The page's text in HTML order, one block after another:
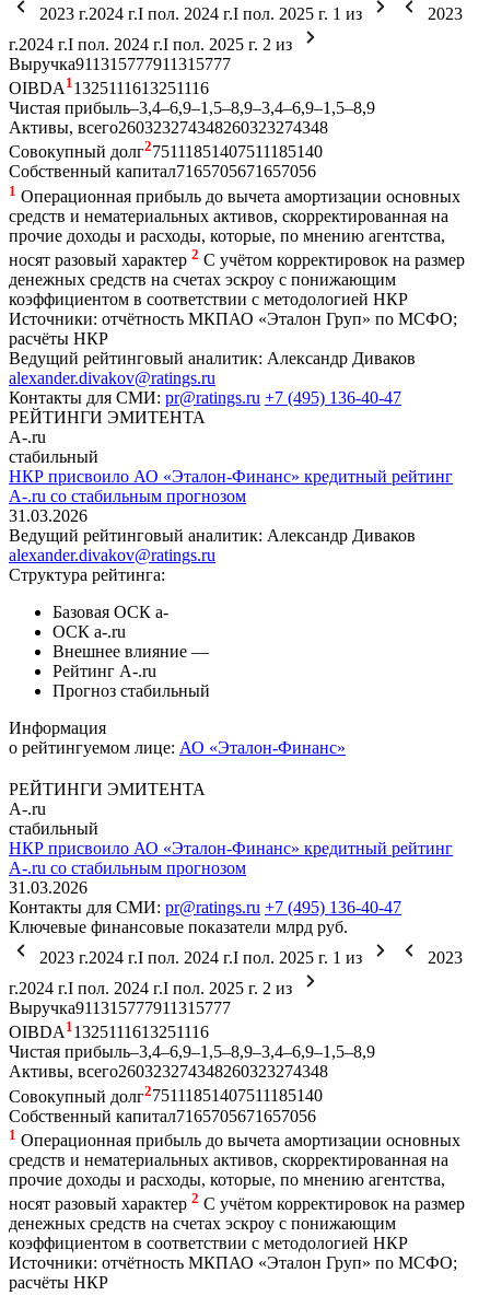
2023 г.2024 г.I пол. 2024 г.I пол. 2025 г. 1 из
2023
г.2024 г.I пол. 2024 г.I пол. 2025 г. 2 из
Выручка91131 577791131 5777
OIBDA 1 1325111613251116
Чистая прибыль–3,4–6,9–1,5–8,9–3,4–6,9–1,5–8,9
Активы, всего260323274348260323274348
Совокупный долг275111851407511185140
Собственный капитал7165705671657056
1 Операционная прибыль до вычета амортизации основных
средств и нематериальных активов, скорректированная на
прочие доходы и расходы, которые, по мнению агентства,
носят разовый характер 2 С учётом корректировок на размер
денежных средств на счетах эскроу с понижающим
коэффициентом в соответствии с методологией НКР
Источники: отчётность МКПАО «Эталон Груп» по МСФО;
расчёты НКР
Ведущий рейтинговый аналитик: Александр Диваков
alexander.divakov@ratings.ru
Контакты для СМИ: pr@ratings.ru +7 (495) 136-40-47
РЕЙТИНГИ ЭМИТЕНТА
A-.ru
стабильный
НКР присвоило АО «Эталон-Финанс» кредитный рейтинг
A-.ru со стабильным прогнозом
31.03.2026
Ведущий рейтинговый аналитик: Александр Диваков
alexander.divakov@ratings.ru
Структура рейтинга:
Базовая ОСК a-
ОСК a-.ru
Внешнее влияние —
Рейтинг A-.ru
Прогноз стабильный
Информация
о рейтингуемом лице: АО «Эталон-Финанс»
РЕЙТИНГИ ЭМИТЕНТА
A-.ru
стабильный
НКР присвоило АО «Эталон-Финанс» кредитный рейтинг
A-.ru со стабильным прогнозом
31.03.2026
Контакты для СМИ: pr@ratings.ru +7 (495) 136-40-47
Ключевые финансовые показатели млрд руб.
2023 г.2024 г.I пол. 2024 г.I пол. 2025 г. 1 из
2023
г.2024 г.I пол. 2024 г.I пол. 2025 г. 2 из
Выручка91131 577791131 5777
OIBDA 1 1325111613251116
Чистая прибыль–3,4–6,9–1,5–8,9–3,4–6,9–1,5–8,9
Активы, всего260323274348260323274348
Совокупный долг275111851407511185140
Собственный капитал7165705671657056
1 Операционная прибыль до вычета амортизации основных
средств и нематериальных активов, скорректированная на
прочие доходы и расходы, которые, по мнению агентства,
носят разовый характер 2 С учётом корректировок на размер
денежных средств на счетах эскроу с понижающим
коэффициентом в соответствии с методологией НКР
Источники: отчётность МКПАО «Эталон Груп» по МСФО;
расчёты НКР